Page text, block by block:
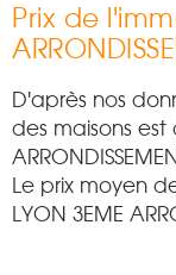
Prix de
D'après nos
des maisons est
Le prix moyen
LYON 3EME